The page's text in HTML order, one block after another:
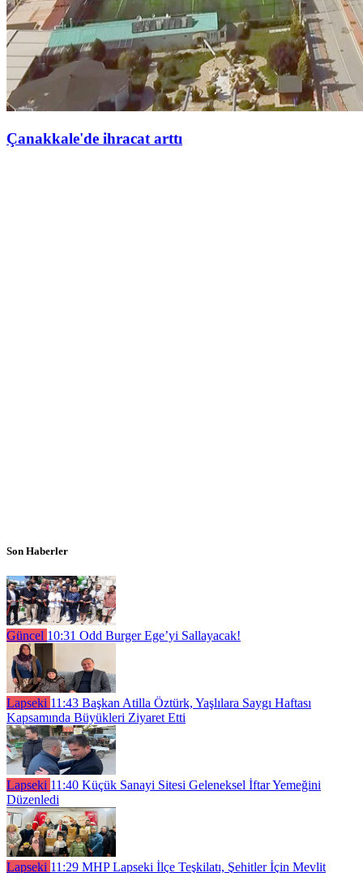
Çanakkale'de ihracat arttı
Son Haberler
Güncel 10:31 Odd Burger Ege’yi Sallayacak!
Lapseki 11:43 Başkan Atilla Öztürk, Yaşlılara Saygı Haftası
Kapsamında Büyükleri Ziyaret Etti
Lapseki 11:40 Küçük Sanayi Sitesi Geleneksel İftar Yemeğini
Düzenledi
Lapseki 11:29 MHP Lapseki İlçe Teşkilatı, Şehitler İçin Mevlit